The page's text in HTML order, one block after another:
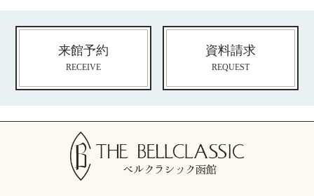
来館予約
RECEIVE
資料請求
REQUEST